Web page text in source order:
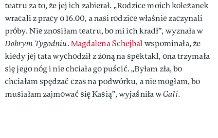
teatru za to, że jej ich zabierał. „Rodzice moich koleżanek
wracali z pracy o 16.00, a nasi rodzice właśnie zaczynali
próby. Nie znosiłam teatru, bo mi ich kradł”, wyznała w
Dobrym Tygodniu.Magdalena Schejbalwspominała, że
kiedy jej tata wychodził z żoną na spektakl, ona trzymała
się jego nóg i nie chciała go puścić. „Byłam zła, bo
chciałam spędzać czas na podwórku, a nie mogłam, bo
musiałam zajmować się Kasią”, wyjaśniła wGali.